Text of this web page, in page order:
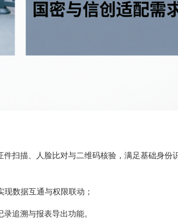
扫描、人脸比对与二维码核验，满足基础身份
数据互通与权限联动；
追溯与报表导出功能。